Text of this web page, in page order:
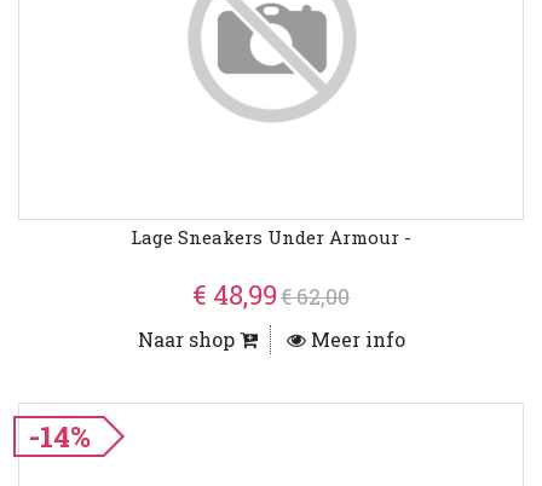
Lage Sneakers Under Armour -
€ 48,99€ 62,00
Naar shop Meer info
-14%